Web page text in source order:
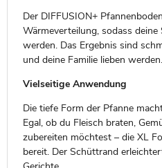
Der DIFFUSION+
Wärmeverteilung, sodass
werden. Das Ergebnis sind
und deine Familie lieben werden.
Vielseitige Anwendung
Die tiefe Form der Pfanne
Egal, ob du Fleisch braten,
zubereiten möchtest – die XL
bereit. Der Schüttrand